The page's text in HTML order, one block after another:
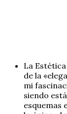
La
de la
mi
siendo
esquemas